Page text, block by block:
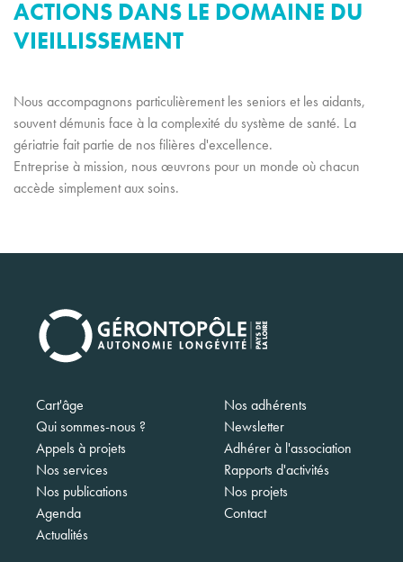
ACTIONS DANS LE DOMAINE DU
VIEILLISSEMENT
Nous accompagnons particulièrement les seniors et les aidants,
souvent démunis face à la complexité du système de santé. La
gériatrie fait partie de nos filières d'excellence.
Entreprise à mission, nous œuvrons pour un monde où chacun
accède simplement aux soins.
Navigation
principale
Cart'âge
Qui sommes-nous ?
Appels à projets
Nos services
Nos publications
Agenda
Actualités
Nos adhérents
Newsletter
Adhérer à l'association
Rapports d'activités
Nos projets
Contact